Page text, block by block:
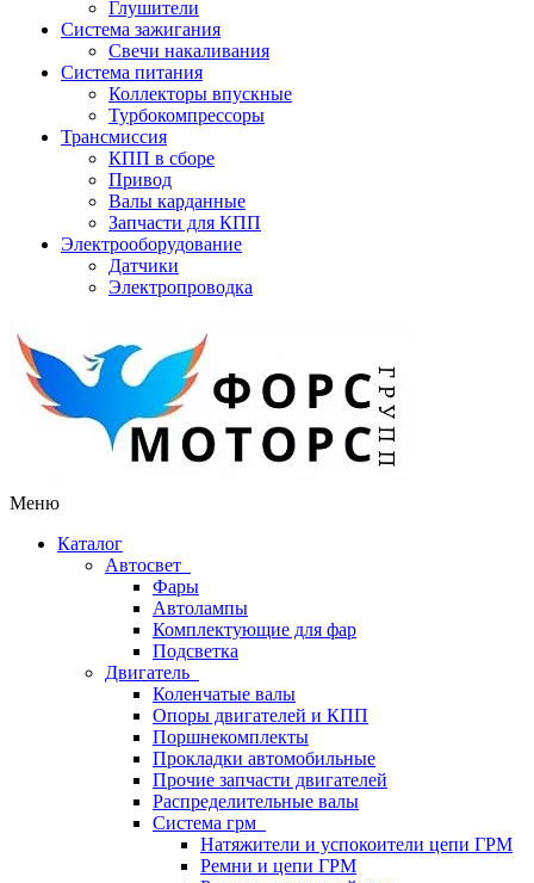
Глушители
Система зажигания
Свечи накаливания
Система питания
Коллекторы впускные
Турбокомпрессоры
Трансмиссия
КПП в сборе
Привод
Валы карданные
Запчасти для КПП
Электрооборудование
Датчики
Электропроводка
Меню
Каталог
Автосвет
Фары
Автолампы
Комплектующие для фар
Подсветка
Двигатель
Коленчатые валы
Опоры двигателей и КПП
Поршнекомплекты
Прокладки автомобильные
Прочие запчасти двигателей
Распределительные валы
Система грм
Натяжители и успокоители цепи ГРМ
Ремни и цепи ГРМ